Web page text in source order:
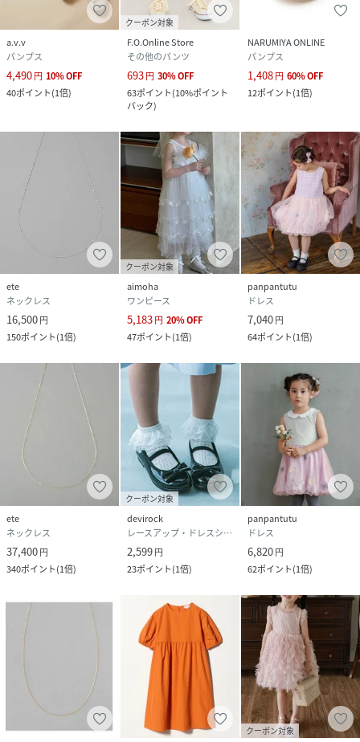
a.v.v
パンプス
4,490円 10%OFF
40ポイント(1倍)
クーポン対象
F.O.Online Store
その他のパンツ
693円 30%OFF
63ポイント(10%ポイント
バック)
NARUMIYA ONLINE
パンプス
1,408円 60%OFF
12ポイント(1倍)
ete
ネックレス
16,500円
150ポイント(1倍)
クーポン対象
aimoha
ワンピース
5,183円 20%OFF
47ポイント(1倍)
panpantutu
ドレス
7,040円
64ポイント(1倍)
ete
ネックレス
37,400円
340ポイント(1倍)
クーポン対象
devirock
レースアップ・ドレスシューズ
2,599円
23ポイント(1倍)
panpantutu
ドレス
6,820円
62ポイント(1倍)
クーポン対象